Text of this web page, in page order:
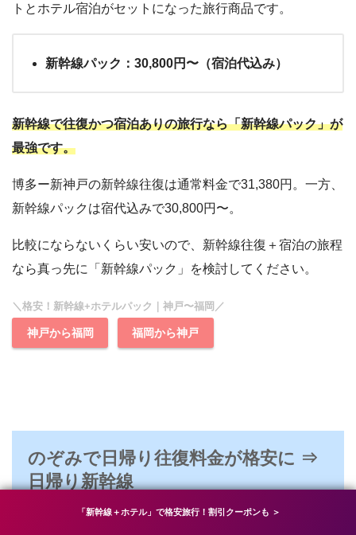
トとホテル宿泊がセットになった旅行商品です。
新幹線パック：30,800円〜（宿泊代込み）
新幹線で往復かつ宿泊ありの旅行なら「新幹線パック」が
最強です。
博多ー新神戸の新幹線往復は通常料金で31,380円。一方、
新幹線パックは宿代込みで30,800円〜。
比較にならないくらい安いので、新幹線往復＋宿泊の旅程
なら真っ先に「新幹線パック」を検討してください。
＼格安！新幹線+ホテルパック｜神戸〜福岡／
神戸から福岡 福岡から神戸
のぞみで日帰り往復料金が格安に ⇒
日帰り新幹線
「新幹線＋ホテル」で格安旅行！割引クーポンも ＞